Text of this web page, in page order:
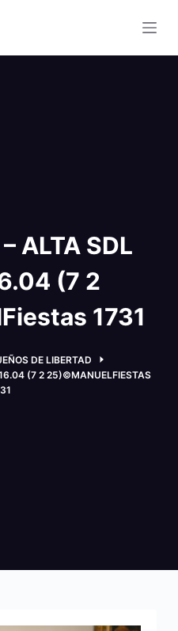
ALTA SDL
(7 2
1731
DE LIBERTAD
(7 2 25)©MANUELFIESTAS